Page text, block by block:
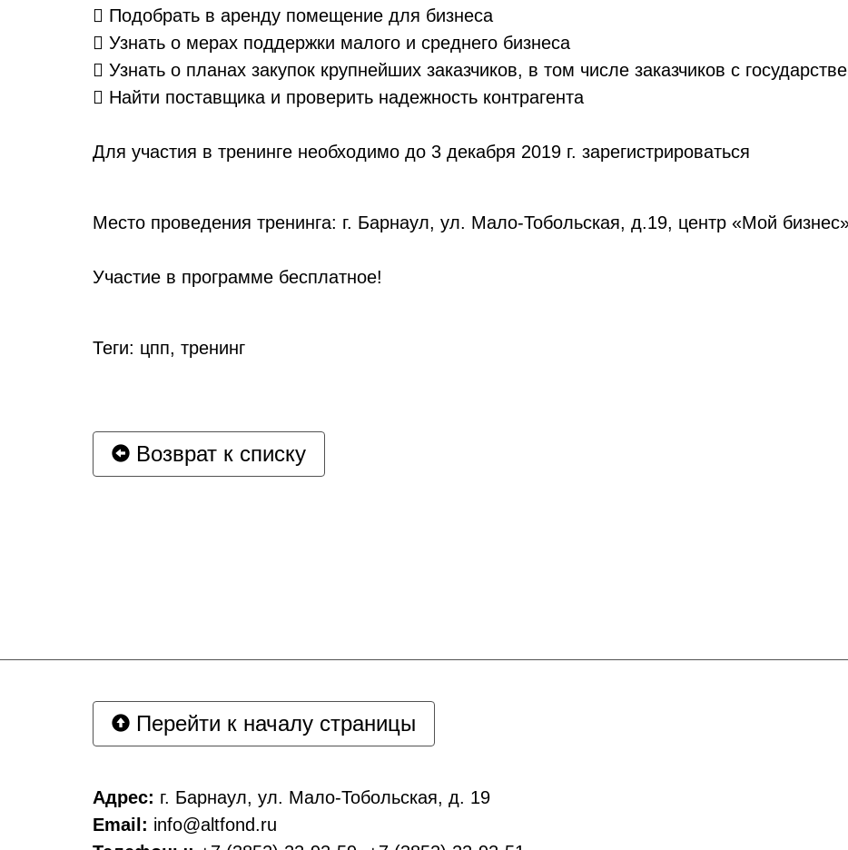
 Подобрать в аренду помещение для бизнеса
 Узнать о мерах поддержки малого и среднего бизнеса
 Узнать о планах закупок крупнейших заказчиков, в том числе заказчиков с
 Найти поставщика и проверить надежность контрагента
Для участия в тренинге необходимо до 3 декабря 2019 г. зарегистрироваться
Место проведения тренинга: г. Барнаул, ул. Мало-Тобольская, д.19, центр «Мой
Участие в программе бесплатное!
Теги: цпп, тренинг
Возврат к списку
Перейти к началу страницы
Адрес: г. Барнаул, ул. Мало-Тобольская, д. 19
Email: info@altfond.ru